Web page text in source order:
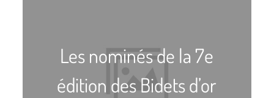
Les nominés de la 7e
édition des Bidets d’or